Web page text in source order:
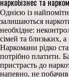
наркобізнес та
Однією із
залишаються
необхідне:
сімей та близьких,
Наркомани рідко
потрібно платити.
пристрасть до
напевно, не